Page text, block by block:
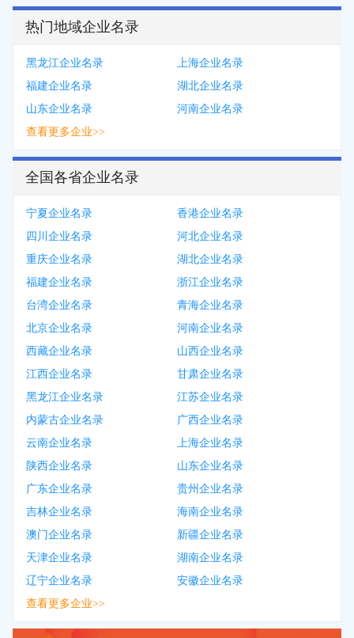
热门地域企业名录
黑龙江企业名录
上海企业名录
福建企业名录
湖北企业名录
山东企业名录
河南企业名录
查看更多企业>>
全国各省企业名录
宁夏企业名录
香港企业名录
四川企业名录
河北企业名录
重庆企业名录
湖北企业名录
福建企业名录
浙江企业名录
台湾企业名录
青海企业名录
北京企业名录
河南企业名录
西藏企业名录
山西企业名录
江西企业名录
甘肃企业名录
黑龙江企业名录
江苏企业名录
内蒙古企业名录
广西企业名录
云南企业名录
上海企业名录
陕西企业名录
山东企业名录
广东企业名录
贵州企业名录
吉林企业名录
海南企业名录
澳门企业名录
新疆企业名录
天津企业名录
湖南企业名录
辽宁企业名录
安徽企业名录
查看更多企业>>